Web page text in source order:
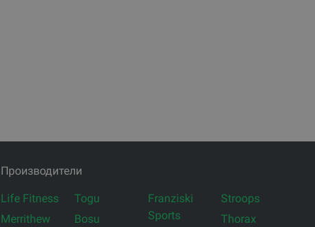
Производители
Life Fitness
Merrithew
Togu
Bosu
Franziski
Sports
Stroops
Thorax